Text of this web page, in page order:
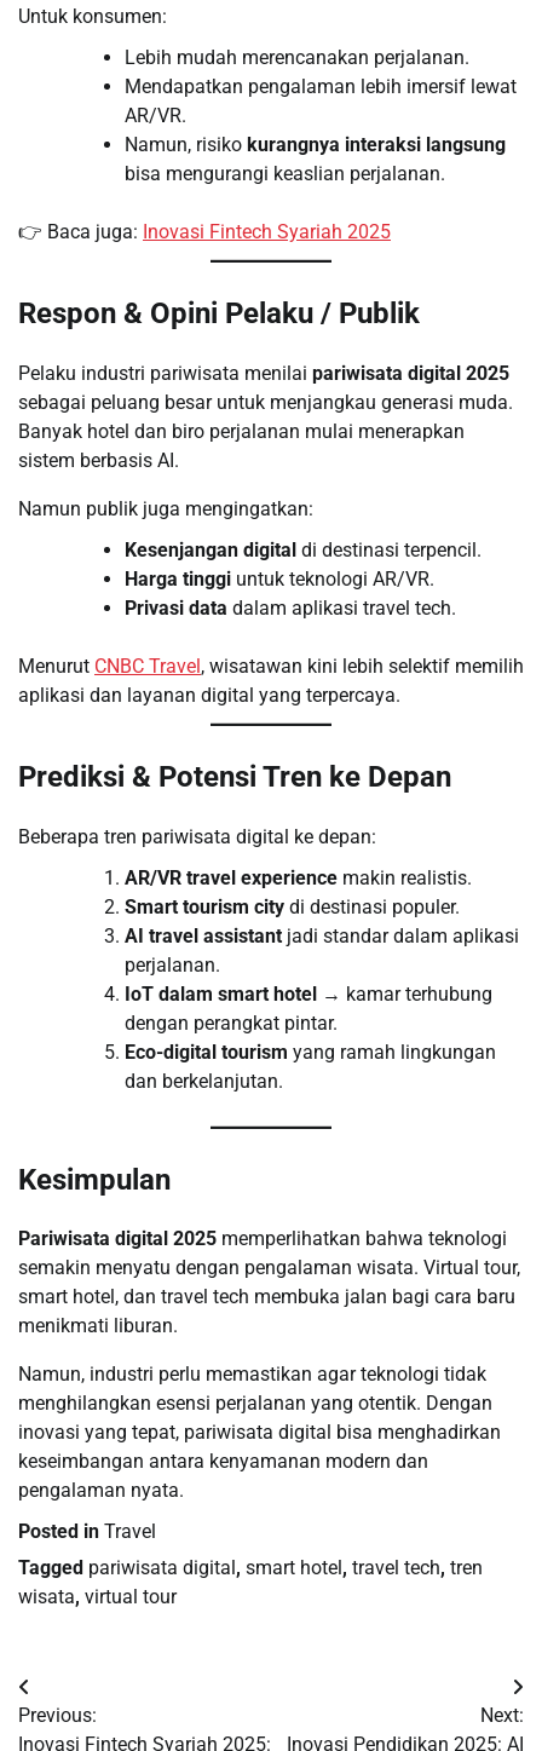
Untuk konsumen:
Lebih mudah merencanakan perjalanan.
Mendapatkan pengalaman lebih imersif lewat
AR/VR.
Namun, risiko kurangnya interaksi langsung
bisa mengurangi keaslian perjalanan.
👉 Baca juga: Inovasi Fintech Syariah 2025
Respon & Opini Pelaku / Publik
Pelaku industri pariwisata menilai pariwisata digital 2025
sebagai peluang besar untuk menjangkau generasi muda.
Banyak hotel dan biro perjalanan mulai menerapkan
sistem berbasis AI.
Namun publik juga mengingatkan:
Kesenjangan digital di destinasi terpencil.
Harga tinggi untuk teknologi AR/VR.
Privasi data dalam aplikasi travel tech.
Menurut CNBC Travel, wisatawan kini lebih selektif memilih
aplikasi dan layanan digital yang terpercaya.
Prediksi & Potensi Tren ke Depan
Beberapa tren pariwisata digital ke depan:
AR/VR travel experience makin realistis.
Smart tourism city di destinasi populer.
AI travel assistant jadi standar dalam aplikasi
perjalanan.
IoT dalam smart hotel → kamar terhubung
dengan perangkat pintar.
Eco-digital tourism yang ramah lingkungan
dan berkelanjutan.
Kesimpulan
Pariwisata digital 2025 memperlihatkan bahwa teknologi
semakin menyatu dengan pengalaman wisata. Virtual tour,
smart hotel, dan travel tech membuka jalan bagi cara baru
menikmati liburan.
Namun, industri perlu memastikan agar teknologi tidak
menghilangkan esensi perjalanan yang otentik. Dengan
inovasi yang tepat, pariwisata digital bisa menghadirkan
keseimbangan antara kenyamanan modern dan
pengalaman nyata.
Posted in Travel
Tagged pariwisata digital , smart hotel , travel tech, tren
wisata, virtual tour
Post
navigation
Previous:
Inovasi Fintech Syariah 2025:
Next:
Inovasi Pendidikan 2025: AI